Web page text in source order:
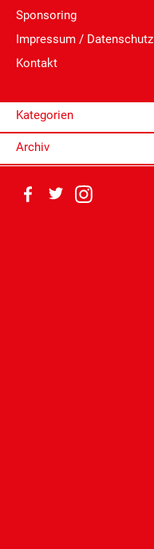
Sponsoring
Impressum / Datenschutz
Kontakt
Kategorien
Archiv